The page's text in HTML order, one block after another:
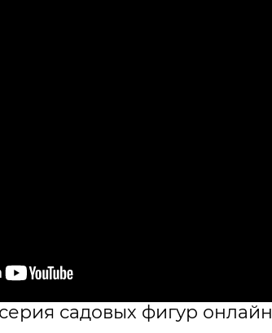
садовых фигур онлайн